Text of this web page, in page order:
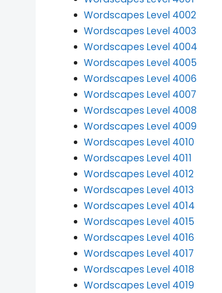
Wordscapes Level 4002
Wordscapes Level 4003
Wordscapes Level 4004
Wordscapes Level 4005
Wordscapes Level 4006
Wordscapes Level 4007
Wordscapes Level 4008
Wordscapes Level 4009
Wordscapes Level 4010
Wordscapes Level 4011
Wordscapes Level 4012
Wordscapes Level 4013
Wordscapes Level 4014
Wordscapes Level 4015
Wordscapes Level 4016
Wordscapes Level 4017
Wordscapes Level 4018
Wordscapes Level 4019